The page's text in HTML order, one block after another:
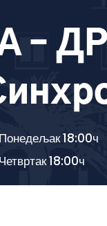
–
18:00ч
18:00ч